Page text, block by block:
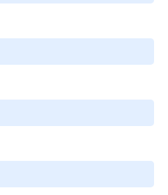
ビス】
サポート・ヘルプデスク
ービス】